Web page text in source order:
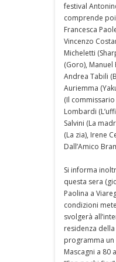
festival
comprende poi
Francesca
Vincenzo
Micheletti
(Goro),
Andrea Tabili
Auriemma
(Il
Lombardi
Salvini (La
(La zia), Irene
Dall’Amico
Si informa
questa sera
Paolina a
condizioni
svolgerà
residenza
programma
Mascagni a 80